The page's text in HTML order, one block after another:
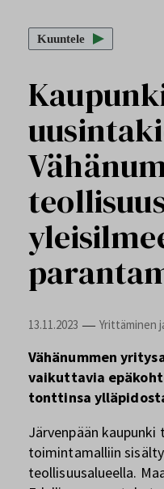
Kuuntele
13.11.2023 — Yrittäminen
Vähänummen
vaikuttavia
tonttinsa
Järvenpään
toimintamalliin
teollisuusalueella.